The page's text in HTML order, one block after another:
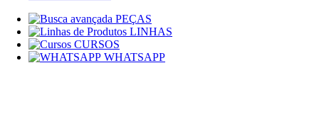
PEÇAS
LINHAS
CURSOS
WHATSAPP